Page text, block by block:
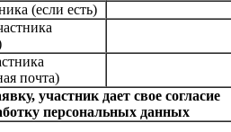
(если есть)
почта)
участник дает свое согласие
персональных данных